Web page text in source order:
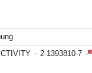
- 2-1393810-7 -